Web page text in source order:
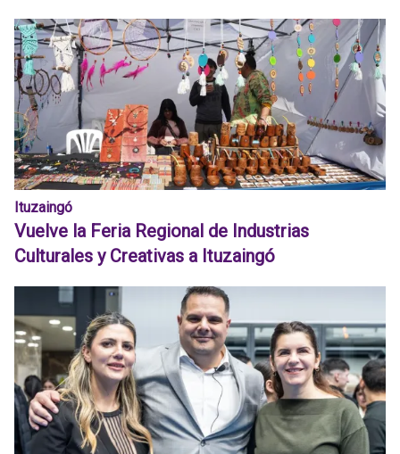
Ituzaingó
Vuelve la Feria Regional de Industrias
Culturales y Creativas a Ituzaingó